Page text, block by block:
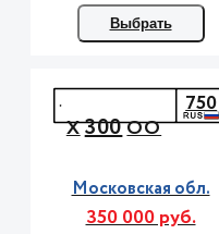
Выбрать
Х300ОО
750
Московская обл.
350 000 руб.